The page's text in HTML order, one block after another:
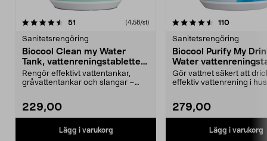
51 (4,58/st)
Sanitetsrengöring
Biocool Clean my Water
Tank, vattenreningstabletter
50 st
Rengör effektivt vattentankar,
gråvattentankar och slangar –
229,00
Lägg i varukorg
4.5 av 5 stjärnor 110
Sanitetsrengöring
Biocool Purify My
Water
250 st
Gör vattnet säkert att
effektiv vattenrening i
279,00
Lägg i varukorg
4.0 av 5 stjärnor